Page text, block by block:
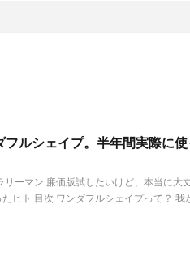
ルシェイプ。半年間実際に
ーマン 廉価版試したいけど、本当に大
ヒト 目次 ワンダフルシェイプって？ 我